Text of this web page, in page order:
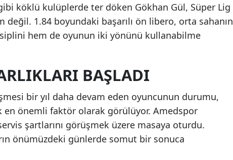
köklü kulüplerde ter döken Gökhan Gül, Süper Lig
değil. 1.84 boyundaki başarılı ön libero, orta sahanın
hem de oyunun iki yönünü kullanabilme
BAŞLADI
bir yıl daha devam eden oyuncunun durumu,
önemli faktör olarak görülüyor. Amedspor
şartlarını görüşmek üzere masaya oturdu.
önümüzdeki günlerde somut bir sonuca